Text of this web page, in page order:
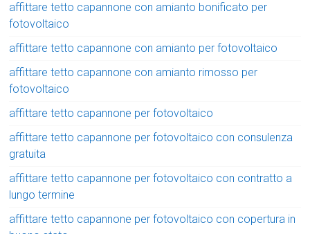
affittare tetto capannone con amianto bonificato per
fotovoltaico
affittare tetto capannone con amianto per fotovoltaico
affittare tetto capannone con amianto rimosso per
fotovoltaico
affittare tetto capannone per fotovoltaico
affittare tetto capannone per fotovoltaico con consulenza
gratuita
affittare tetto capannone per fotovoltaico con contratto a
lungo termine
affittare tetto capannone per fotovoltaico con copertura in